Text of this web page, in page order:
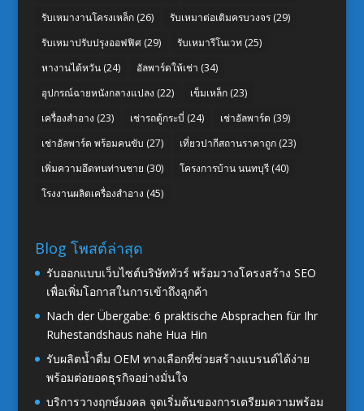
รับเหมางานโครงเหล็ก(26) รับเหมาต่อเติมครบวงจร(29)
รับเหมาปรับปรุงออฟฟิศ(29) รับเหมารีโนเวท (25)
หางานไต้หวัน(24) อัลพาร์ดให้เช่า (34)
อุปกรณ์ฉายหนังกลางแปลง (22) เข็มเหล็ก(23)
เครื่องสำอาง (23) เช่ารถตู้กระบี่ (24) เช่าอัลพาร์ด (39)
เช่าอัลพาร์ด พร้อมคนขับ (27) เที่ยวปากีสถานราคาถูก(23)
เพิ่มความอึดทนท่านชาย (30) โครงการบ้าน นนทบุรี(40)
โรงงานผลิตเครื่องสำอาง (45)
Blog โพสต์ล่าสุด
รับออกแบบเว็บไซต์บริษัททัวร์ พร้อมวางโครงสร้าง SEO
เพื่อเพิ่มโอกาสในการเข้าถึงลูกค้า
Nach der Übergabe: 6 praktische Absprachen für Ihr
Ruhestandshaus nahe Hua Hin
รับผลิตน้ำดื่ม OEM ทางเลือกที่ช่วยสร้างแบรนด์ได้ง่าย
พร้อมต่อยอดธุรกิจอย่างมั่นใจ
บริการวางฤกษ์มงคล จุดเริ่มต้นของการเตรียมความพร้อม